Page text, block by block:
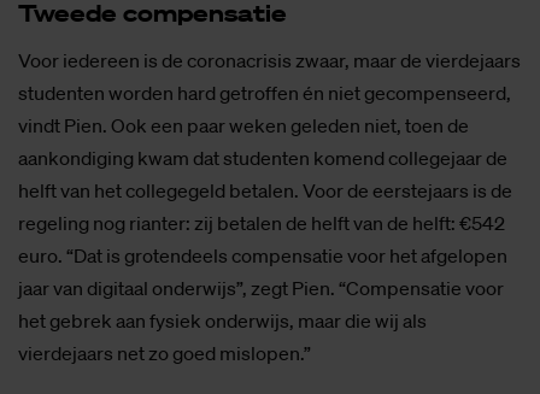
Twee­de com­pen­sa­tie
Voor iedereen is de coronacrisis zwaar, maar de vierdejaars
studenten worden hard getroffen én niet gecompenseerd,
vindt Pien. Ook een paar weken geleden niet, toen de
aankondiging kwam dat studenten komend collegejaar de
helft van het collegegeld betalen. Voor de eerstejaars is de
regeling nog rianter: zij betalen de helft van de helft: €542
euro. “Dat is grotendeels compensatie voor het afgelopen
jaar van digitaal onderwijs”, zegt Pien. “Compensatie voor
het gebrek aan fysiek onderwijs, maar die wij als
vierdejaars net zo goed mislopen.”